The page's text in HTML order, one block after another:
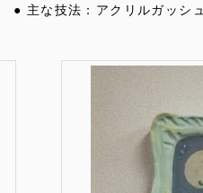
● 主な技法：アクリルガッシュ